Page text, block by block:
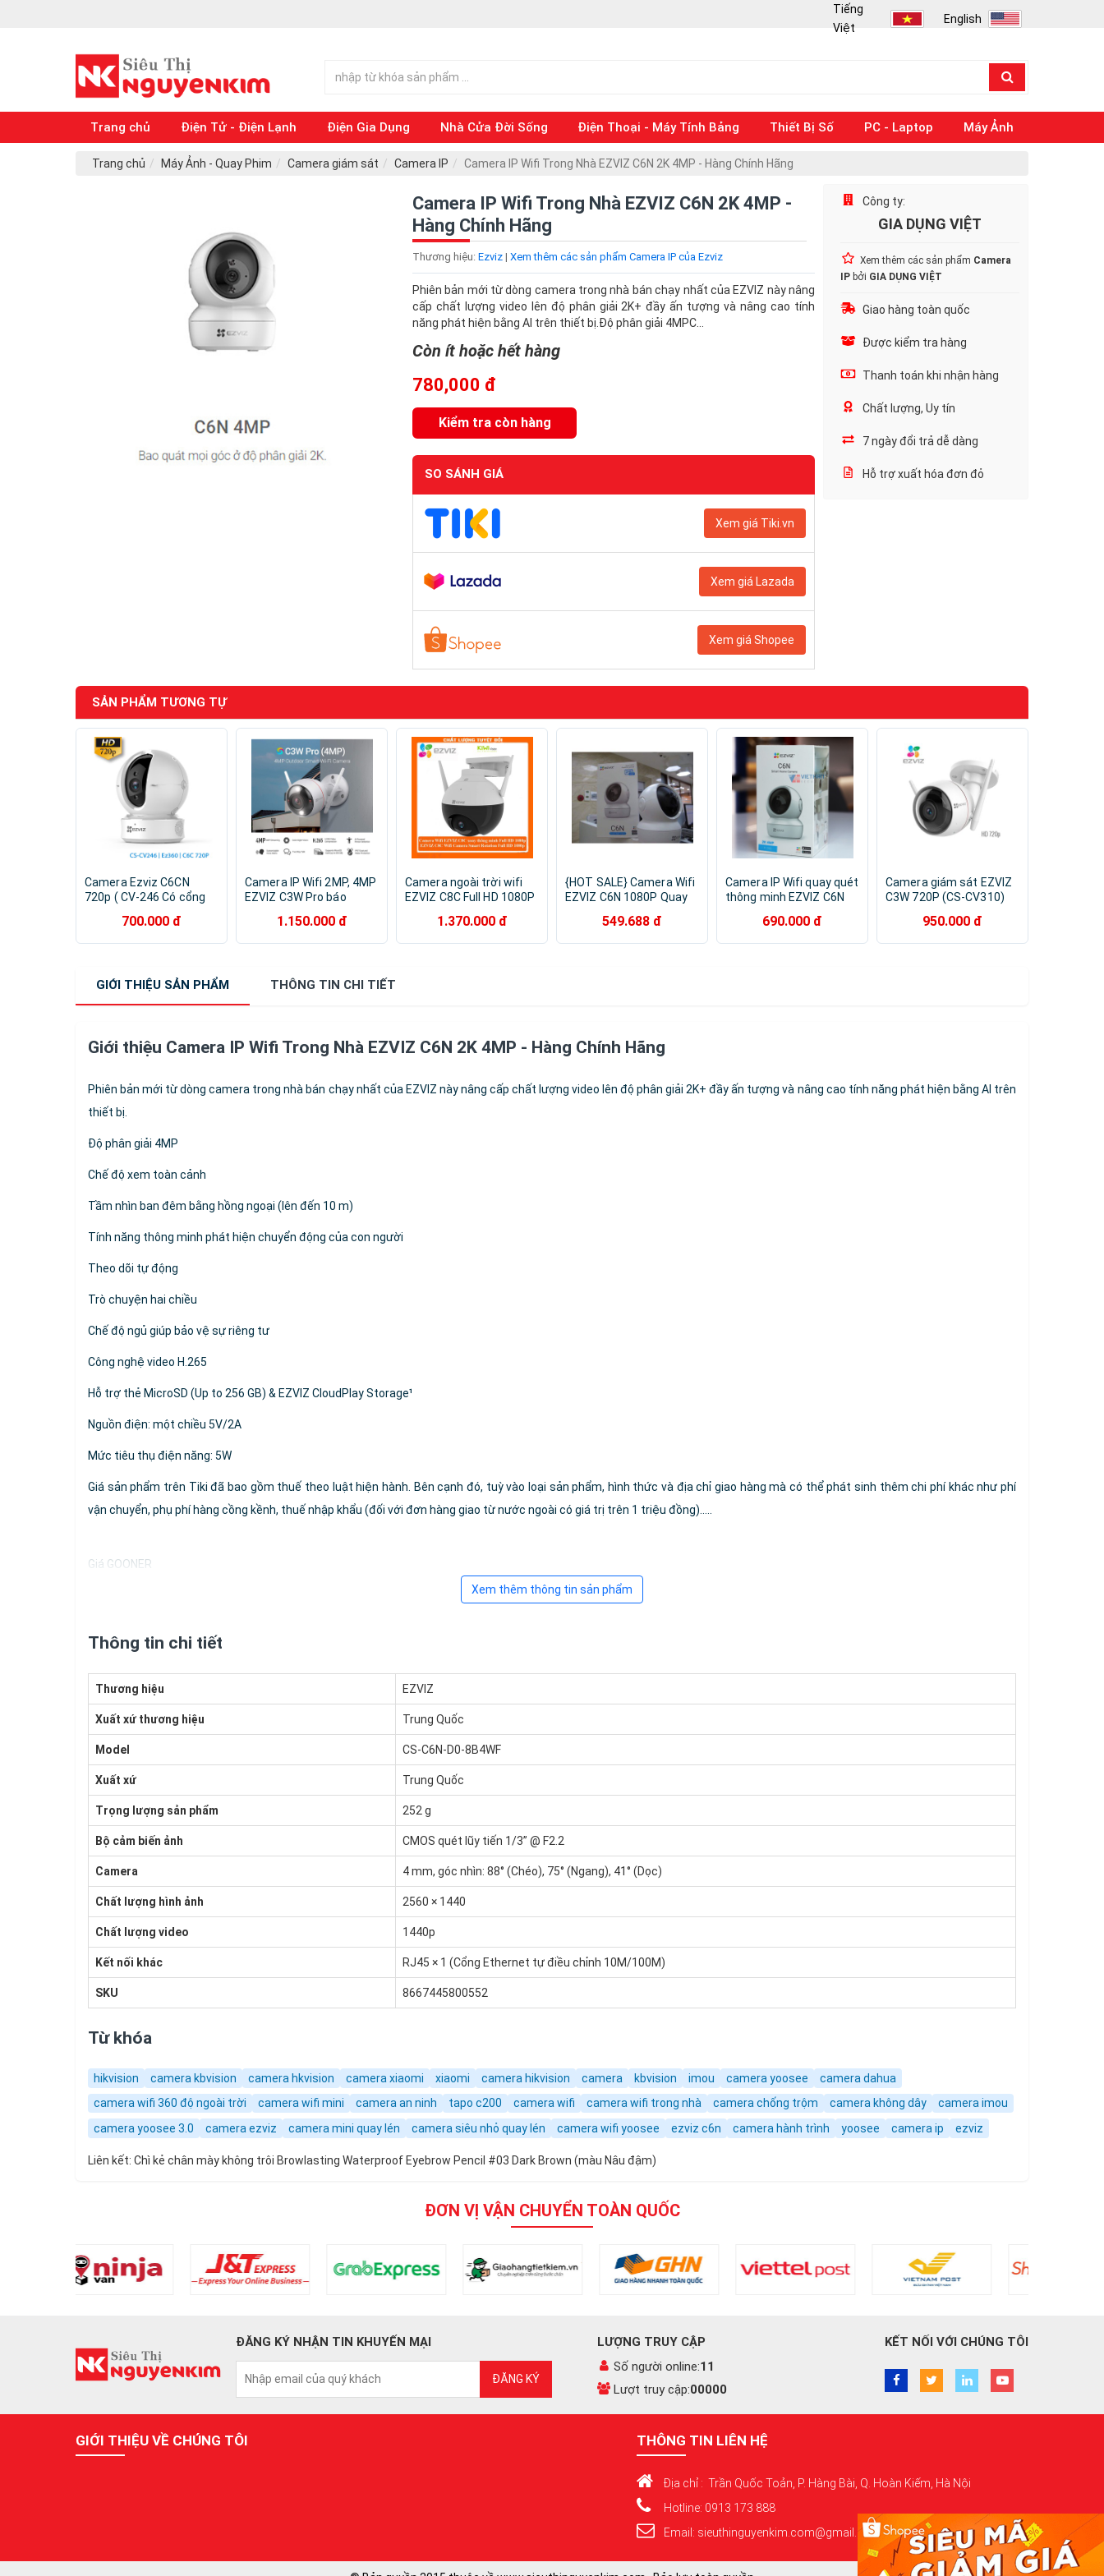
Tiếng
Việt
English
Trang chủ Điện Tử - Điện Lạnh Điện Gia Dụng Nhà Cửa Đời Sống Điện Thoại - Máy Tính Bảng Thiết Bị Số PC - Laptop Máy Ảnh
Trang chủ Máy Ảnh - Quay Phim Camera giám sát Camera IP Camera IP Wifi Trong Nhà EZVIZ C6N 2K 4MP - Hàng Chính Hãng
Camera IP Wifi Trong Nhà EZVIZ C6N 2K 4MP -
Hàng Chính Hãng
Thương hiệu: Ezviz | Xem thêm các sản phẩm Camera IP của Ezviz
Phiên bản mới từ dòng camera trong nhà bán chạy nhất của EZVIZ này nâng
cấp chất lượng video lên độ phân giải 2K+ đầy ấn tượng và nâng cao tính
năng phát hiện bằng AI trên thiết bị.Độ phân giải 4MPC...
Còn ít hoặc hết hàng
780,000 đ
Kiểm tra còn hàng
SO SÁNH GIÁ
Xem giá Tiki.vn
Xem giá Lazada
Xem giá Shopee
Công ty:
GIA DỤNG VIỆT
Xem thêm các sản phẩm Camera
IPbởi GIA DỤNG VIỆT
Giao hàng toàn quốc
Được kiểm tra hàng
Thanh toán khi nhận hàng
Chất lượng, Uy tín
7 ngày đổi trả dễ dàng
Hỗ trợ xuất hóa đơn đỏ
SẢN PHẨM TƯƠNG TỰ
Camera Ezviz C6CN
720p ( CV-246 Có cổng
700.000 đ
Camera IP Wifi 2MP, 4MP
EZVIZ C3W Pro báo
Hàng chính hãng
1.150.000 đ
Camera ngoài trời wifi
EZVIZ C8C Full HD 1080P
Có màu ban đêm
1.370.000 đ
{HOT SALE} Camera Wifi
EZVIZ C6N 1080P Quay
Tháng - SẴN HÀNG
549.688 đ
Camera IP Wifi quay quét
thông minh EZVIZ C6N
- Quay quét - Hàng chính
hãng
690.000 đ
Camera giám sát EZVIZ
C3W 720P (CS-CV310)
950.000 đ
GIỚI THIỆU SẢN PHẨM THÔNG TIN CHI TIẾT
Giới thiệu Camera IP Wifi Trong Nhà EZVIZ C6N 2K 4MP - Hàng Chính Hãng
Phiên bản mới từ dòng camera trong nhà bán chạy nhất của EZVIZ này nâng cấp chất lượng video lên độ phân giải 2K+ đầy ấn tượng và nâng cao tính năng phát hiện bằng AI trên
thiết bị.
Độ phân giải 4MP
Chế độ xem toàn cảnh
Tầm nhìn ban đêm bằng hồng ngoại (lên đến 10 m)
Tính năng thông minh phát hiện chuyển động của con người
Theo dõi tự động
Trò chuyện hai chiều
Chế độ ngủ giúp bảo vệ sự riêng tư
Công nghệ video H.265
Hỗ trợ thẻ MicroSD (Up to 256 GB) & EZVIZ CloudPlay Storage¹
Nguồn điện: một chiều 5V/2A
Mức tiêu thụ điện năng: 5W
Giá sản phẩm trên Tiki đã bao gồm thuế theo luật hiện hành. Bên cạnh đó, tuỳ vào loại sản phẩm, hình thức và địa chỉ giao hàng mà có thể phát sinh thêm chi phí khác như phí
vận chuyển, phụ phí hàng cồng kềnh, thuế nhập khẩu (đối với đơn hàng giao từ nước ngoài có giá trị trên 1 triệu đồng).....
Giá GOONER
Xem thêm thông tin sản phẩm
Thông tin chi tiết
Thương hiệu EZVIZ
Xuất xứ thương hiệu Trung Quốc
Model CS-C6N-D0-8B4WF
Xuất xứ Trung Quốc
Trọng lượng sản phẩm 252 g
Bộ cảm biến ảnh CMOS quét lũy tiến 1/3” @ F2.2
Camera 4 mm, góc nhìn: 88° (Chéo), 75° (Ngang), 41° (Dọc)
Chất lượng hình ảnh 2560 × 1440
Chất lượng video 1440p
Kết nối khác RJ45 × 1 (Cổng Ethernet tự điều chỉnh 10M/100M)
SKU 8667445800552
Từ khóa
hikvision camera kbvision camera hkvision camera xiaomi xiaomi camera hikvision camera kbvision imou camera yoosee
camera dahua
camera wifi 360 độ ngoài trời
camera wifi mini camera an ninh tapo c200 camera wifi camera wifi trong nhà camera chống trộm camera không dây
camera imou
camera yoosee 3.0
camera ezviz camera mini quay lén camera siêu nhỏ quay lén camera wifi yoosee ezviz c6n camera hành trình yoosee camera ip ezviz
Liên kết: Chì kẻ chân mày không trôi Browlasting Waterproof Eyebrow Pencil #03 Dark Brown (màu Nâu đậm)
ĐƠN VỊ VẬN CHUYỂN TOÀN QUỐC
ĐĂNG KÝ NHẬN TIN KHUYẾN MẠI
ĐĂNG KÝ
LƯỢNG TRUY CẬP
Số người online:11
Lượt truy cập:00000
KẾT NỐI VỚI CHÚNG TÔI
GIỚI THIỆU VỀ CHÚNG TÔI THÔNG TIN LIÊN HỆ
Địa chỉ : Trần Quốc Toản, P. Hàng Bài, Q. Hoàn Kiếm, Hà Nội
Hotline: 0913 173 888
Email: sieuthinguyenkim.com@gmail.com